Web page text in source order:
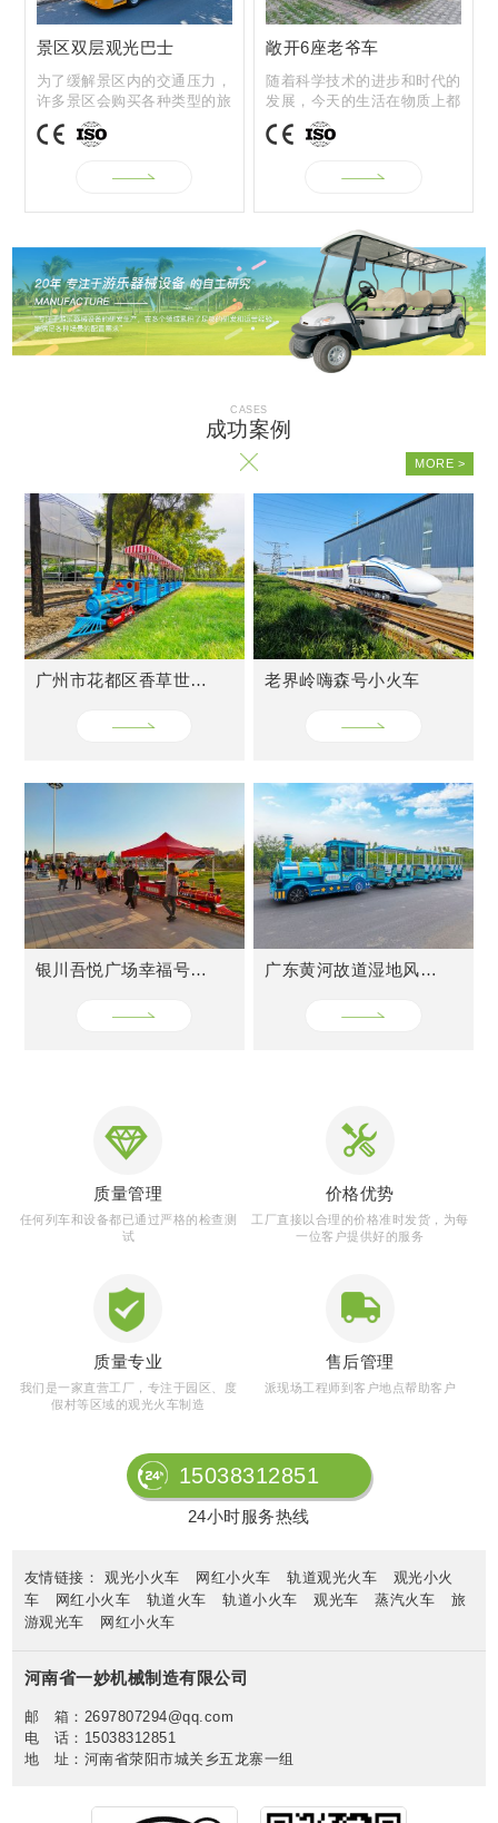
景区双层观光巴士
为了缓解景区内的交通压力，
许多景区会购买各种类型的旅
游观光车，...
敞开6座老爷车
随着科学技术的进步和时代的
发展，今天的生活在物质上都
取得了很大...
CASES
成功案例
广州市花都区香草世界轨道小火车 老界岭嗨森号小火车
银川吾悦广场幸福号火车 广东黄河故道湿地风景区网红小火车
质量管理
任何列车和设备都已通过严格的检查测
试
价格优势
工厂直接以合理的价格准时发货，为每
一位客户提供好的服务
质量专业
我们是一家直营工厂，专注于园区、度
假村等区域的观光火车制造
售后管理
派现场工程师到客户地点帮助客户
15038312851
24小时服务热线
友情链接： 观光小火车 网红小火车 轨道观光火车
观光小火
车
网红小火车 轨道火车 轨道小火车 观光车 蒸汽火车
旅
游观光车
网红小火车
河南省一妙机械制造有限公司
邮 箱：2697807294@qq.com
电 话：15038312851
地 址：河南省荥阳市城关乡五龙寨一组